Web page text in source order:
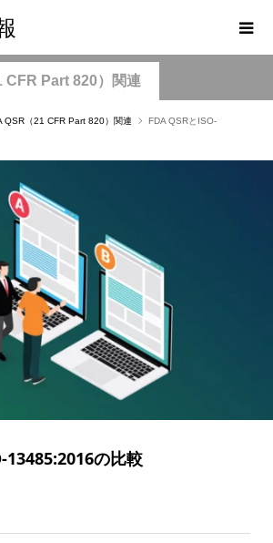
CFR Part 820）関連
QSR（21 CFR Part 820）関連
FDA QSRとISO-
13485:2016の比較